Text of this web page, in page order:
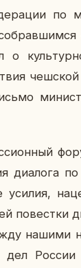
по
диа­ло­га
усилия,
по­вест­ки
нашими